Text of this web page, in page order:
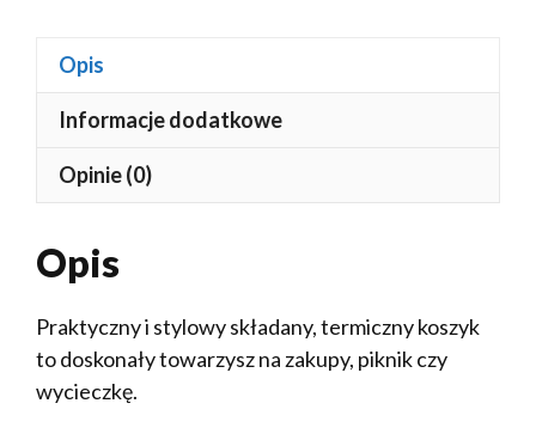
Opis
Informacje dodatkowe
Opinie (0)
Opis
Praktyczny i stylowy składany, termiczny koszyk
to doskonały towarzysz na zakupy, piknik czy
wycieczkę.